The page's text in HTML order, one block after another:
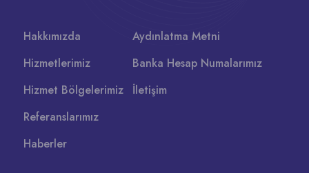
Hakkımızda
Hizmetlerimiz
Hizmet Bölgelerimiz
Referanslarımız
Haberler
Aydınlatma Metni
Banka Hesap Numalarımız
İletişim